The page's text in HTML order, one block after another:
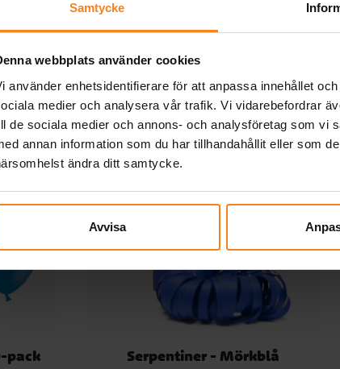
Samtycke
webbplats använder cookies
använder enhetsidentifierare för att anpassa innehållet
medier och analysera vår trafik. Vi vidarebefordrar
de sociala medier och annons- och analysföretag som vi
annan information som du har tillhandahållit eller som
ändra ditt samtycke.
Avvisa
pack Serpentiner - Mörkblå